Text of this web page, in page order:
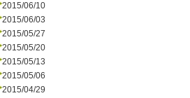
2015/06/10
2015/06/03
2015/05/27
2015/05/20
2015/05/13
2015/05/06
2015/04/29